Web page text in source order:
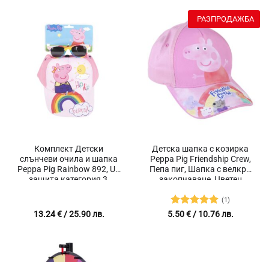
Комплект Детски
слънчеви очила и шапка
Peppa Pig Rainbow 892, UV
защита категория 3,
13.24€/ 25.90 лв.
Детска шапка с козирка
Peppa Pig Friendship Crew,
Пепа пиг, Шапка с велкро
закопчаване, Цветен
Оценено с
(1)
5.50€/ 10.76 лв.
РАЗПРОДАЖБА